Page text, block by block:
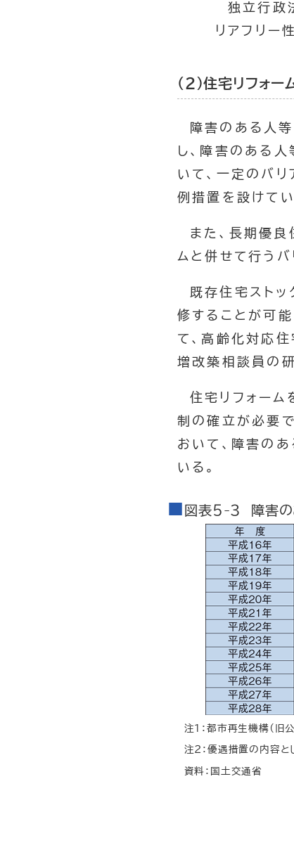
独立行政
リアフリー
（２）住宅リフォー
障害のある人
し、障害のある
いて、一定のバ
例措置を設けてい
また、長期優良
ムと併せて行うバ
既存住宅スト
修することが可
て、高齢化対応
増改築相談員の
住宅リフォー
制の確立が必要
おいて、障害の
いる。
図表５-３ 障害の
注１：都市再生機構（
注２：優遇措置の内容
資料：国土交通省